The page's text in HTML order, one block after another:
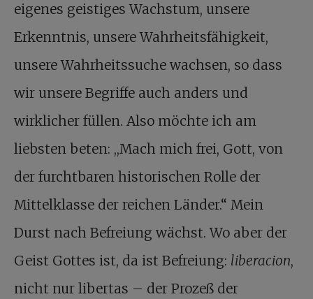
eigenes geistiges Wachstum, unsere
Erkenntnis, unsere Wahrheitsfähigkeit,
unsere Wahrheitssuche wachsen, so dass
wir unsere Begriffe auch anders und
wirklicher füllen. Also möchte ich am
liebsten beten: ,,Mach mich frei, Gott, von
der furchtbaren historischen Rolle der
Mittelklasse der reichen Länder.“ Mein
Durst nach Befreiung wächst. Wo aber der
Geist Gottes ist, da ist Befreiung: liberacion,
nicht nur libertas – der Prozeß der